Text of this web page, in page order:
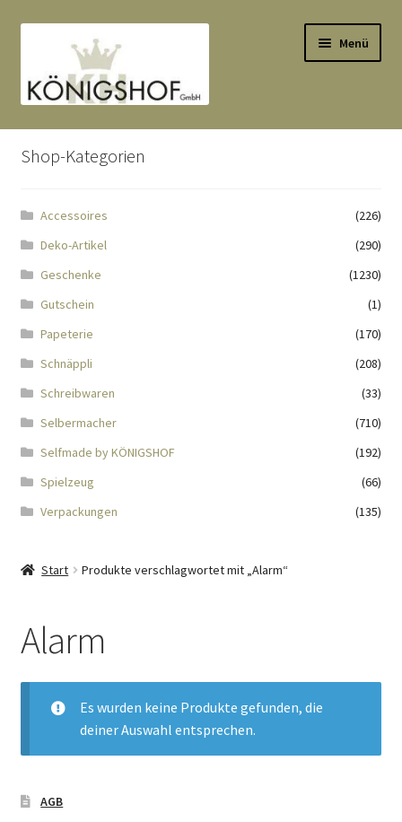
Navigation
springen
springen
Menü
Start
Anlässe
Datenauszug
Echtheit von Bewertungen
Impressum
Kasse
KÖNIGSHOF-Lädeli
Kontaktformular
Kunden-/Mitarbeitergeschenke
Ladies-Night
Shop-Kategorien
Accessoires
(226)
Deko-Artikel
(290)
Geschenke
(1230)
Gutschein
(1)
Papeterie
(170)
Schnäppli
(208)
Schreibwaren
(33)
Selbermacher
(710)
Selfmade by KÖNIGSHOF
(192)
Spielzeug
(66)
Verpackungen
(135)
Start Produkte verschlagwortet mit „Alarm“
Alarm
Es wurden keine Produkte gefunden, die
deiner Auswahl entsprechen.
AGB